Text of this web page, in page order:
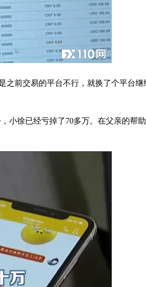
前交易的平台不行，就换了个平台继
小徐已经亏掉了70多万。在父亲的帮